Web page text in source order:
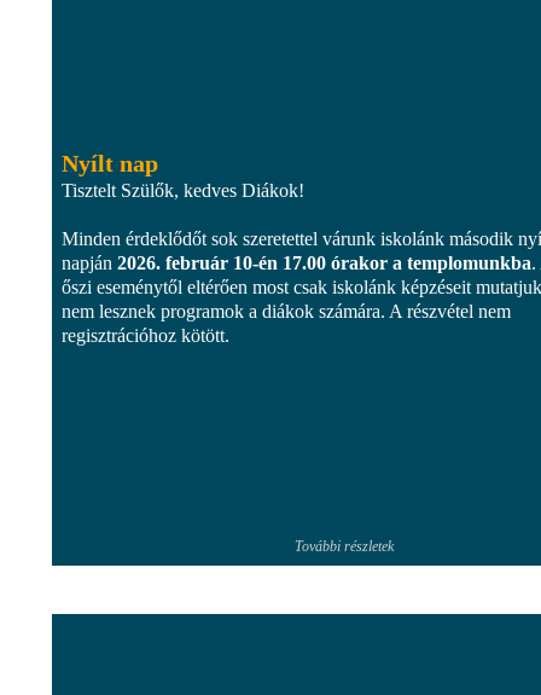
Nyílt nap
Tisztelt Szülők, kedves Diákok!
Minden érdeklődőt sok szeretettel várunk iskolánk második
napján 2026. február 10-én 17.00 órakor a templomunkba.
őszi eseménytől eltérően most csak iskolánk képzéseit
nem lesznek programok a diákok számára. A részvétel nem
regisztrációhoz kötött.
További részletek